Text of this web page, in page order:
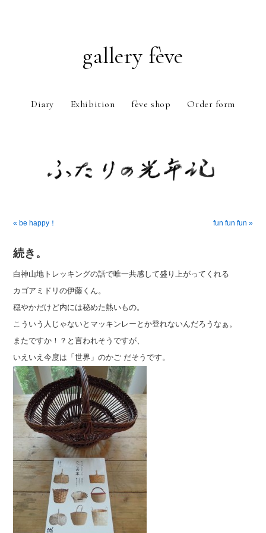
gallery fève
Diary Exhibition fève shop Order form
« be happy！
fun fun fun »
続き。
白神山地トレッキングの話で唯一共感して盛り上がってくれる
カゴアミドリの伊藤くん。
穏やかだけど内には秘めた熱いもの。
こういう人じゃないとマッキンレーとか登れないんだろうなぁ。
またですか！？と言われそうですが、
いえいえ今度は「世界」のかご だそうです。